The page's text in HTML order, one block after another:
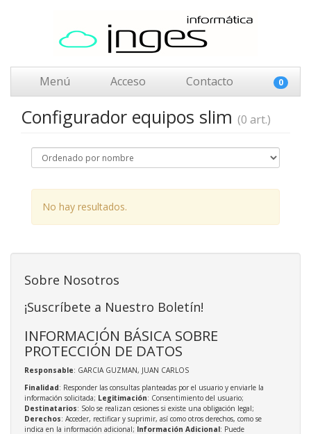
Menú Acceso Contacto 0
Configurador equipos slim (0 art.)
No hay resultados.
Sobre Nosotros
¡Suscríbete a Nuestro Boletín!
INFORMACIÓN BÁSICA SOBRE
PROTECCIÓN DE DATOS
Responsable: GARCIA GUZMAN, JUAN CARLOS
Finalidad: Responder las consultas planteadas por el usuario y enviarle la
información solicitada; Legitimación: Consentimiento del usuario;
Destinatarios: Solo se realizan cesiones si existe una obligación legal;
Derechos: Acceder, rectificar y suprimir, así como otros derechos, como se
indica en la información adicional; Información Adicional: Puede